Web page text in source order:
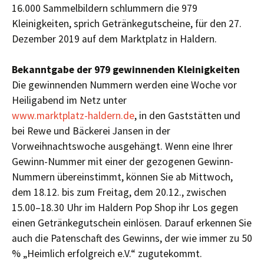
16.000 Sammelbildern schlummern die 979
Kleinigkeiten, sprich Getränkegutscheine, für den 27.
Dezember 2019 auf dem Marktplatz in Haldern.
Bekanntgabe der 979 gewinnenden Kleinigkeiten
Die gewinnenden Nummern werden eine Woche vor
Heiligabend im Netz unter
www.marktplatz-haldern.de, in den Gaststätten und
bei Rewe und Bäckerei Jansen in der
Vorweihnachtswoche ausgehängt. Wenn eine Ihrer
Gewinn-Nummer mit einer der gezogenen Gewinn-
Nummern übereinstimmt, können Sie ab Mittwoch,
dem 18.12. bis zum Freitag, dem 20.12., zwischen
15.00–18.30 Uhr im Haldern Pop Shop ihr Los gegen
einen Getränkegutschein einlösen. Darauf erkennen Sie
auch die Patenschaft des Gewinns, der wie immer zu 50
% „Heimlich erfolgreich e.V.“ zugutekommt.